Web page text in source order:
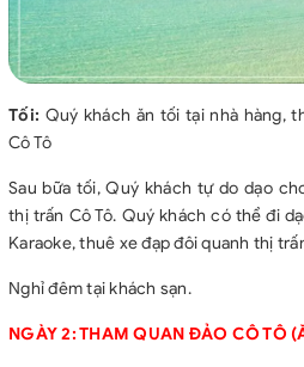
Tối: Quý khách ăn tối tại nhà hàng,
Cô Tô
Sau bữa tối, Quý khách tự do dạo
thị trấn Cô Tô. Quý khách có thể đi
Karaoke, thuê xe đạp đôi quanh thị
Nghỉ đêm tại khách sạn.
NGÀY 2: THAM QUAN ĐẢO CÔ TÔ